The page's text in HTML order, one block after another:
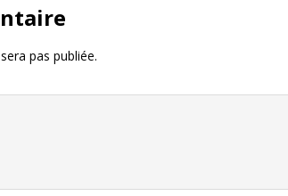
pas publiée.